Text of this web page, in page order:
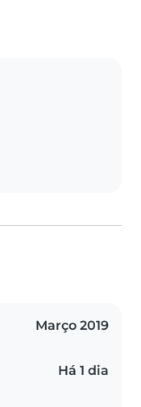
Março 2019
Há 1 dia